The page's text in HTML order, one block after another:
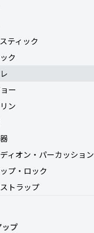
ティック
ク
ー
ン
ィオン・パーカッション
プ・ロック
トラップ
ップ